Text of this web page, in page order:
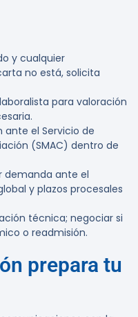
y cualquier
no está, solicita
para valoración
el Servicio de
(SMAC) dentro de
demanda ante el
y plazos procesales
técnica; negociar si
o readmisión.
prepara tu